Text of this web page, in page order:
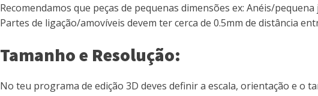
Recomendamos que peças de pequenas dimensões ex: Anéis/
Partes de ligação/amovíveis devem ter cerca de 0.5mm de distância
Tamanho e Resolução:
No teu programa de edição 3D deves definir a escala, orientação e o